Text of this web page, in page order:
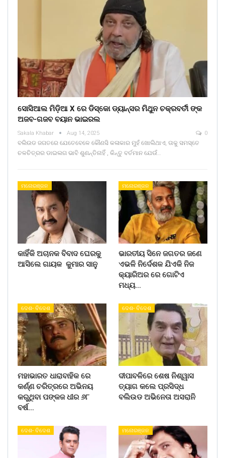
ସୋସିଆଲ ମିଡ଼ିଆ X ରେ ଡିସ୍କୋ ଡ୍ୟାନ୍ସର ମିଥୁନ ଚକ୍ରବର୍ତୀ ଙ୍କ
ଅଜବ-ଗଜବ ବୟାନ ଭାଇରଲ
Sakala Khabar Aug 14, 2025 0
ବଲିଉଡ ଜଗତରେ ଯେତେବେଳେ କୌଣସି କଳାକାର ମୁହଁ ଖୋଲିଥାଏ, ତାକୁ ସମସ୍ତେ
ଚଳଚିତ୍ରର ଡାଇଲଗ ଭାବି ଶୁଣନ୍ତିନାହିଁ , କିନ୍ତୁ ବର୍ତମାନ ଯେଉଁ…
ମନୋରଞ୍ଜନ
କାହିଁକି ଅଚାନକ ବିବାଦ ଘେରକୁ
ଆସିଲେ ଗାୟକ କୁମାର ସାନୁ
ମନୋରଞ୍ଜନ
ଭାରତୀୟ ସିନେ ଜଗତର ଜଣେ
ଏଭଳି ନିର୍ଦେଶକ ଯିଏକି ନିଜ
କ୍ୟାରିଅର ରେ ଗୋଟିଏ
ମଧ୍ୟ…
ଦେଶ- ବିଦେଶ
ମହାଭାରତ ଧାରାବାହିକ ରେ
କର୍ଣ୍ଣ ଚରିତ୍ରରେ ଅଭିନୟ
କରୁଥିବା ପଙ୍କଜ ଧୀର ୬୮
ବର୍ଷ…
ଦେଶ- ବିଦେଶ
ଦୀପାବଳିରେ ଶେଷ ନିଶ୍ୱାସ
ତ୍ୟାଗ କଲେ ପ୍ରସିଦ୍ଧ
ବଲିଉଡ ଅଭିନେତା ଅସରାନି
ଦେଶ- ବିଦେଶ ମନୋରଞ୍ଜନ